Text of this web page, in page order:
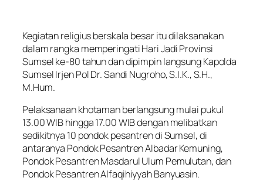
Kegiatan religius berskala besar itu dilaksanakan
dalam rangka memperingati Hari Jadi Provinsi
Sumsel ke-80 tahun dan dipimpin langsung Kapolda
Sumsel Irjen Pol Dr. Sandi Nugroho, S.I.K., S.H.,
M.Hum.
Pelaksanaan khotaman berlangsung mulai pukul
13.00 WIB hingga 17.00 WIB dengan melibatkan
sedikitnya 10 pondok pesantren di Sumsel, di
antaranya Pondok Pesantren Albadar Kemuning,
Pondok Pesantren Masdarul Ulum Pemulutan, dan
Pondok Pesantren Alfaqihiyyah Banyuasin.